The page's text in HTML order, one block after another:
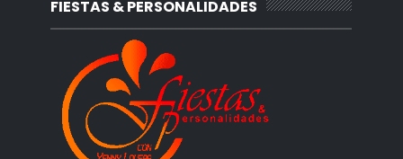
FIESTAS & PERSONALIDADES